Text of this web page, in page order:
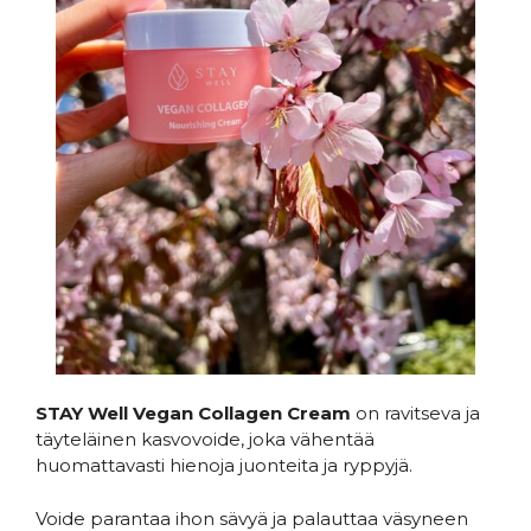
STAY Well Vegan Collagen Cream on ravitseva ja
täyteläinen kasvovoide, joka vähentää
huomattavasti hienoja juonteita ja ryppyjä.
Voide parantaa ihon sävyä ja palauttaa väsyneen